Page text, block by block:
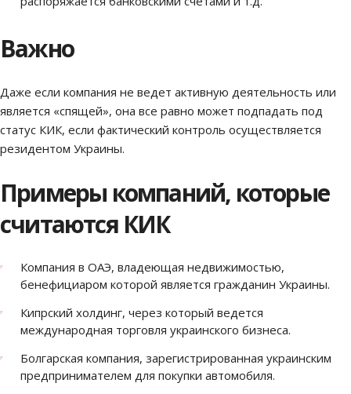
Важно
Даже если компания не ведет активную деятельность или
является «спящей», она все равно может подпадать под
статус КИК, если фактический контроль осуществляется
резидентом Украины.
Примеры компаний, которые
считаются КИК
Компания в ОАЭ, владеющая недвижимостью,
бенефициаром которой является гражданин Украины.
Кипрский холдинг, через который ведется
международная торговля украинского бизнеса.
Болгарская компания, зарегистрированная украинским
предпринимателем для покупки автомобиля.